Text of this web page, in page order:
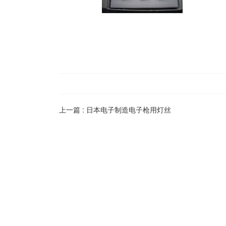
上一篇 : 日本电子制造电子枪用灯丝